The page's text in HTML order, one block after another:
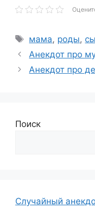
Метки
мама, роды,
Анекдот про
Анекдот про
Поиск
Случайный